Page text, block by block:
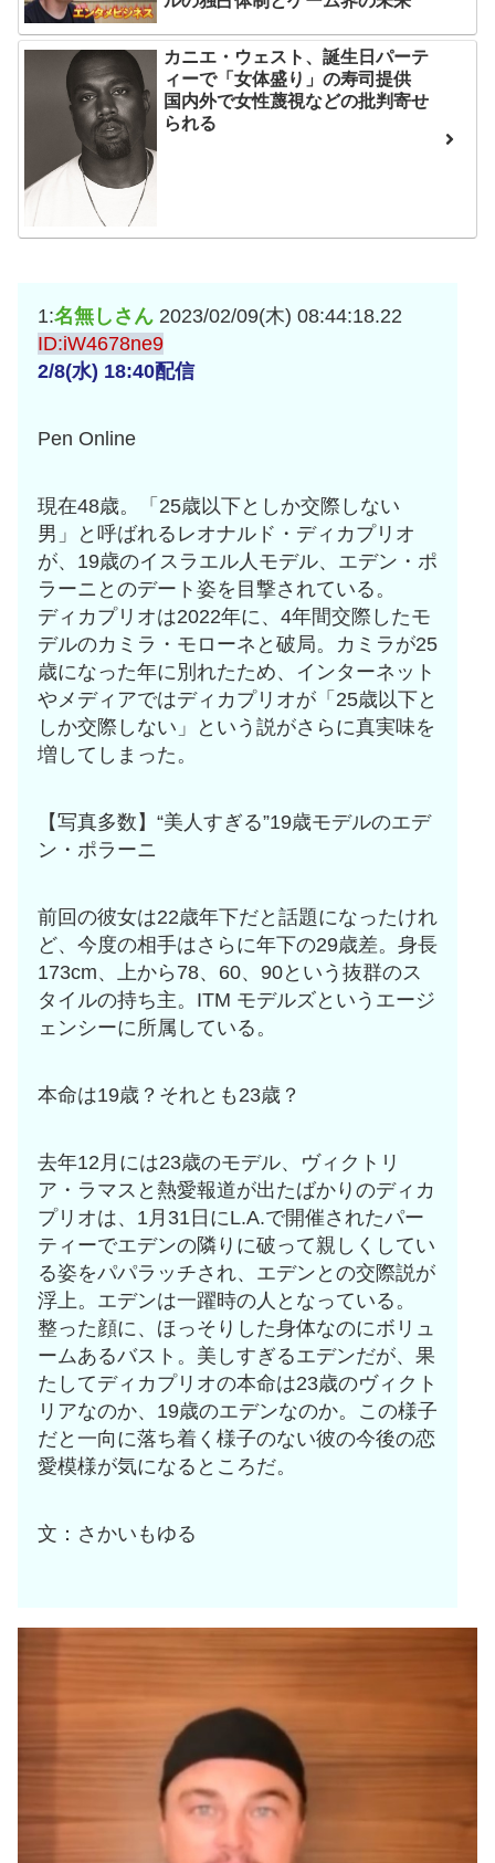
カニエ・ウェスト、誕生日パーテ
ィーで「女体盛り」の寿司提供
国内外で女性蔑視などの批判寄せ
られる
1:名無しさん 2023/02/09(木) 08:44:18.22
ID:iW4678ne9
2/8(水) 18:40配信
Pen Online
現在48歳。「25歳以下としか交際しない
男」と呼ばれるレオナルド・ディカプリオ
が、19歳のイスラエル人モデル、エデン・ポ
ラーニとのデート姿を目撃されている。
ディカプリオは2022年に、4年間交際したモ
デルのカミラ・モローネと破局。カミラが25
歳になった年に別れたため、インターネット
やメディアではディカプリオが「25歳以下と
しか交際しない」という説がさらに真実味を
増してしまった。
【写真多数】“美人すぎる”19歳モデルのエデ
ン・ポラーニ
前回の彼女は22歳年下だと話題になったけれ
ど、今度の相手はさらに年下の29歳差。身長
173cm、上から78、60、90という抜群のス
タイルの持ち主。ITM モデルズというエージ
ェンシーに所属している。
本命は19歳？それとも23歳？
去年12月には23歳のモデル、ヴィクトリ
ア・ラマスと熱愛報道が出たばかりのディカ
プリオは、1月31日にL.A.で開催されたパー
ティーでエデンの隣りに破って親しくしてい
る姿をパパラッチされ、エデンとの交際説が
浮上。エデンは一躍時の人となっている。
整った顔に、ほっそりした身体なのにボリュ
ームあるバスト。美しすぎるエデンだが、果
たしてディカプリオの本命は23歳のヴィクト
リアなのか、19歳のエデンなのか。この様子
だと一向に落ち着く様子のない彼の今後の恋
愛模様が気になるところだ。
文：さかいもゆる